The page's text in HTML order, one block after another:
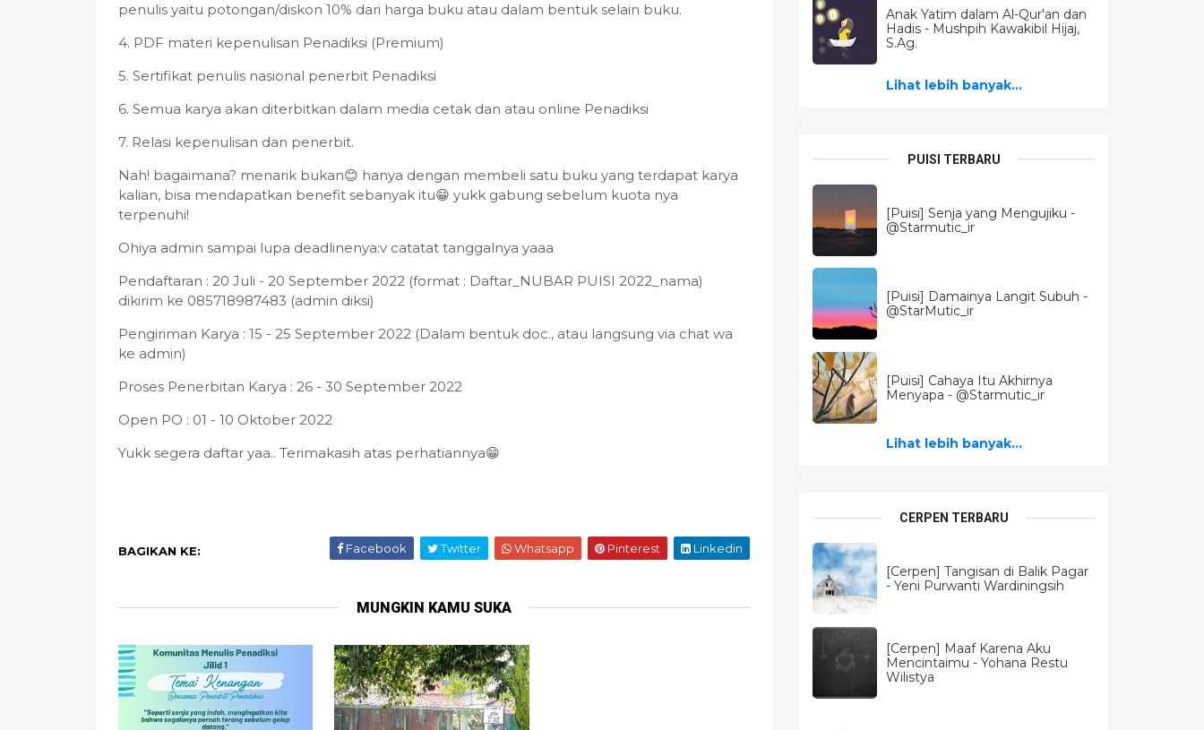
penulis yaitu potongan/diskon 10% dari harga buku atau dalam bentuk selain buku.
4. PDF materi kepenulisan Penadiksi (Premium)
5. Sertifikat penulis nasional penerbit Penadiksi
6. Semua karya akan diterbitkan dalam media cetak dan atau online Penadiksi
7. Relasi kepenulisan dan penerbit.
Nah! bagaimana? menarik bukan😊 hanya dengan membeli satu buku yang terdapat karya
kalian, bisa mendapatkan benefit sebanyak itu😁 yukk gabung sebelum kuota nya
terpenuhi!
Ohiya admin sampai lupa deadlinenya:v catatat tanggalnya yaaa
Pendaftaran : 20 Juli - 20 September 2022 (format : Daftar_NUBAR PUISI 2022_nama)
dikirim ke 085718987483 (admin diksi)
Pengiriman Karya : 15 - 25 September 2022 (Dalam bentuk doc., atau langsung via chat wa
ke admin)
Proses Penerbitan Karya : 26 - 30 September 2022
Open PO : 01 - 10 Oktober 2022
Yukk segera daftar yaa.. Terimakasih atas perhatiannya😁
BAGIKAN KE: Facebook Twitter Whatsapp Pinterest Linkedin
MUNGKIN KAMU SUKA
Anak Yatim dalam Al-Qur'an dan
Hadis - Mushpih Kawakibil Hijaj,
S.Ag.
Lihat lebih banyak...
PUISI TERBARU
[Puisi] Senja yang Mengujiku -
@Starmutic_ir
[Puisi] Damainya Langit Subuh -
@StarMutic_ir
[Puisi] Cahaya Itu Akhirnya
Menyapa - @Starmutic_ir
Lihat lebih banyak...
CERPEN TERBARU
[Cerpen] Tangisan di Balik Pagar
- Yeni Purwanti Wardiningsih
[Cerpen] Maaf Karena Aku
Mencintaimu - Yohana Restu
Wilistya